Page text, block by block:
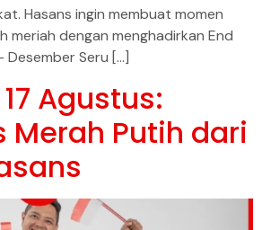
Hasans ingin membuat momen
meriah dengan menghadirkan End
Desember Seru […]
Agustus:
Merah Putih dari